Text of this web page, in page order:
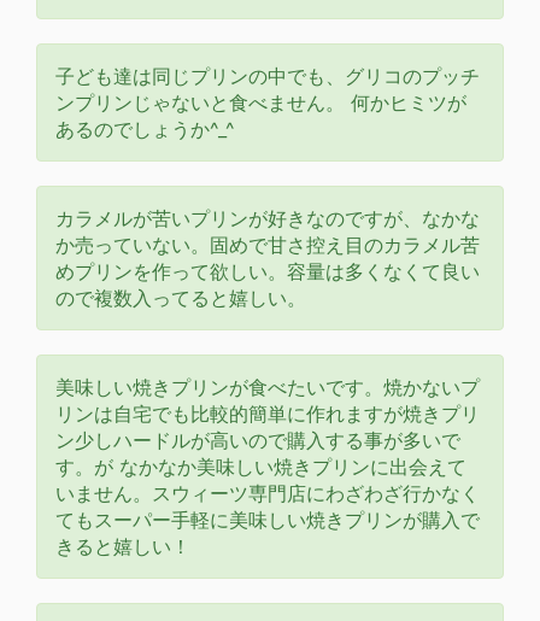
子ども達は同じプリンの中でも、グリコのプッチ
ンプリンじゃないと食べません。 何かヒミツが
あるのでしょうか^_^
カラメルが苦いプリンが好きなのですが、なかな
か売っていない。固めで甘さ控え目のカラメル苦
めプリンを作って欲しい。容量は多くなくて良い
ので複数入ってると嬉しい。
美味しい焼きプリンが食べたいです。焼かないプ
リンは自宅でも比較的簡単に作れますが焼きプリ
ン少しハードルが高いので購入する事が多いで
す。が なかなか美味しい焼きプリンに出会えて
いません。スウィーツ専門店にわざわざ行かなく
てもスーパー手軽に美味しい焼きプリンが購入で
きると嬉しい！